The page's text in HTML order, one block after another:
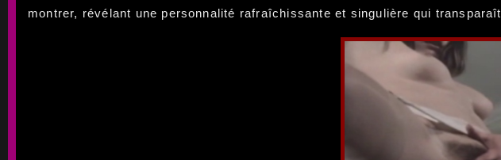
montrer, révélant une personnalité rafraîchissante et singulière qui